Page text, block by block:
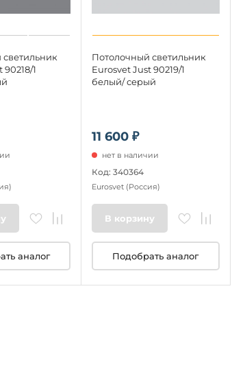
1
аналог
11 600 ₽
Потолочный светильник
Eurosvet Just 90219/1
белый/ серый
нет в наличии
Код: 340364
Eurosvet (Россия)
В корзину
Подобрать аналог